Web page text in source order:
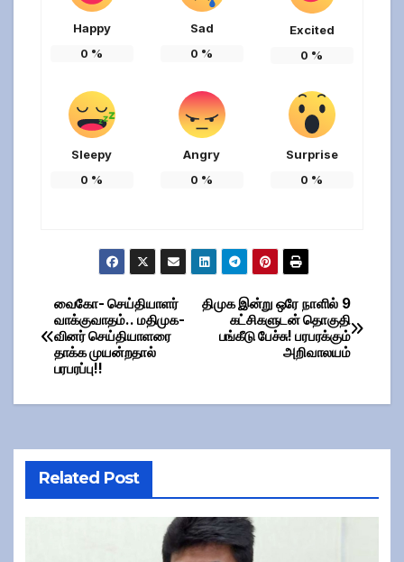
Happy
0 %
Sad
0 %
Excited
0 %
Sleepy
0 %
Angry
0 %
Surprise
0 %
Post
navigation
திமுக இன்று ஒரே நாளில் 9
கட்சிகளுடன் தொகுதி
பங்கீடு பேச்சு! பரபரக்கும்
அறிவாலயம்
வைகோ- செய்தியாளர்
வாக்குவாதம்.. மதிமுக-
வினர் செய்தியாளரை
தாக்க முயன்றதால்
பரபரப்பு!!
Related Post